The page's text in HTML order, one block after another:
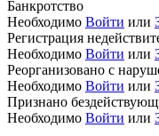
Банкротство
Необходимо Войти или
Регистрация
Необходимо Войти или
Реорганизовано с
Необходимо Войти или
Признано
Необходимо Войти или